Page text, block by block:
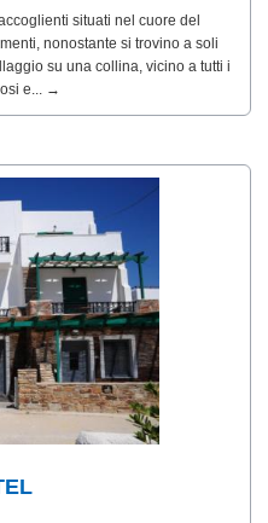
situati nel cuore del
nonostante si trovino a soli
su una collina, vicino a tutti i
e... →